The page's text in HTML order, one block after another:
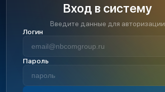
Вход в систему
Введите данные для авторизации
Логин
Пароль